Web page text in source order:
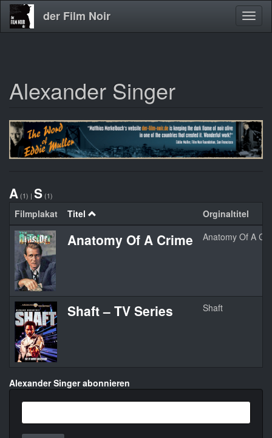
Direkt
zum
der Film Noir
Alexander Singer
A (1) | S (1)
Filmplakat Titel Orginaltitel
Anatomy Of A Crime Anatomy Of A
Shaft – TV Series Shaft
Alexander Singer abonnieren